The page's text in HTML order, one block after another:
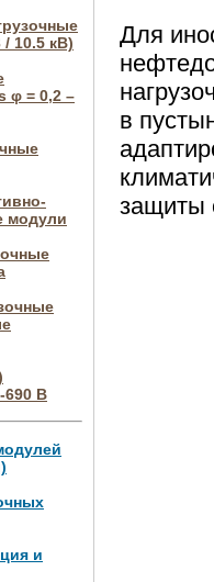
10.5 кВ)
φ = 0,2 –
модули
690 В
и
Для
в
защиты